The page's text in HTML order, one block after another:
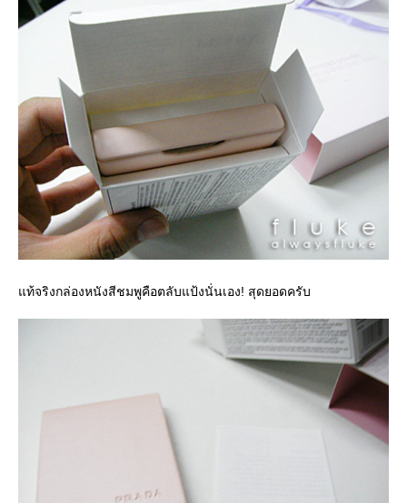
ท้จริงกล่องหนังสีชมพูคือตลับแป้งนั่นเอง! สุดยอดครับ